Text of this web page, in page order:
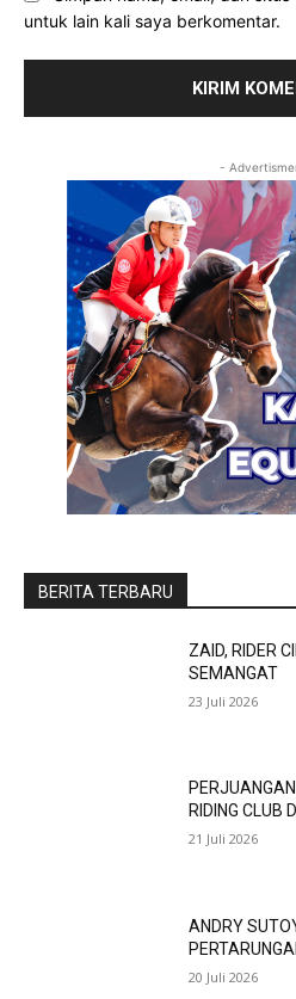
untuk lain kali saya berkomentar.
-
BERITA TERBARU
ZAID, RIDER
SEMANGAT
23 Juli 2026
RIDING CLUB
21 Juli 2026
ANDRY
20 Juli 2026